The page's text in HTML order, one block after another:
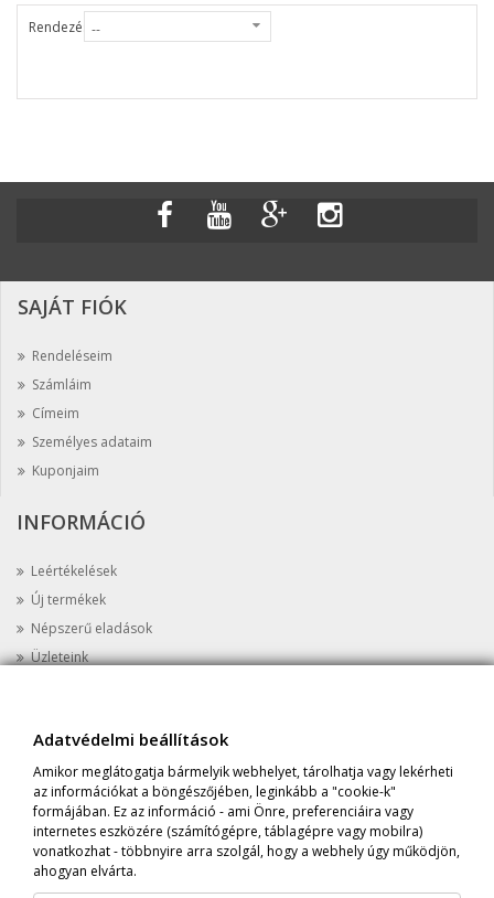
Rendezés
SAJÁT FIÓK
Rendeléseim
Számláim
Címeim
Személyes adataim
Kuponjaim
INFORMÁCIÓ
Leértékelések
Új termékek
Népszerű eladások
Üzleteink
AZ ÜZLETRŐL
Cím:Prime Protein Astoria, 1052 Budapest, Károly krt 8 Fszt. 5.
Tel:+36-20-398-1647
Email:
info@primeprotein.eu
Adatvédelmi beállítások
Amikor meglátogatja bármelyik webhelyet, tárolhatja vagy lekérheti
az információkat a böngészőjében, leginkább a "cookie-k"
formájában. Ez az információ - ami Önre, preferenciáira vagy
internetes eszközére (számítógépre, táblagépre vagy mobilra)
vonatkozhat - többnyire arra szolgál, hogy a webhely úgy működjön,
ahogyan elvárta.